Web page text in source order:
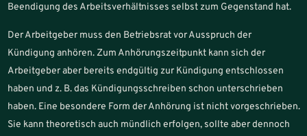
Beendigung des Arbeitsverhältnisses selbst zum Gegenstand hat.
Der Arbeitgeber muss den Betriebsrat vor Ausspruch der
Kündigung anhören. Zum Anhörungszeitpunkt kann sich der
Arbeitgeber aber bereits endgültig zur Kündigung entschlossen
haben und z. B. das Kündigungsschreiben schon unterschrieben
haben. Eine besondere Form der Anhörung ist nicht vorgeschrieben.
Sie kann theoretisch auch mündlich erfolgen, sollte aber dennoch